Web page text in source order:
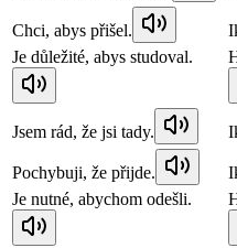
Chci, abys přišel.
Je důležité, abys studoval.
Jsem rád, že jsi tady.
Pochybuji, že přijde.
Je nutné, abychom odešli.